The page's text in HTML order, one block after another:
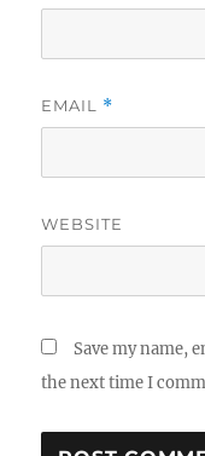
EMAIL *
WEBSITE
Save my name,
the next time I